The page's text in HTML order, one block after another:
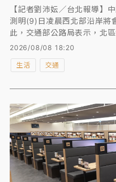
【記者劉沛妘／台北報導】
測明(9)日凌晨西北部沿岸將
此，交通部公路局表示，北
日晚間21時預警性封閉淡江
道，並實施主線降速(時速30
空8月9日航班異動也陸續公
2026/08/08 18:20
生活 交通